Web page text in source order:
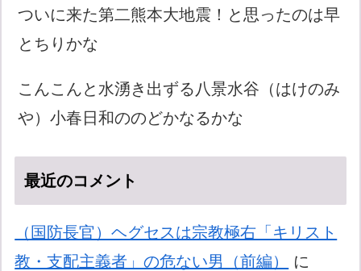
ついに来た第二熊本大地震！と思ったのは早
とちりかな
こんこんと水湧き出ずる八景水谷（はけのみ
や）小春日和ののどかなるかな
最近のコメント
（国防長官）ヘグセスは宗教極右「キリスト
教・支配主義者」の危ない男（前編）
に